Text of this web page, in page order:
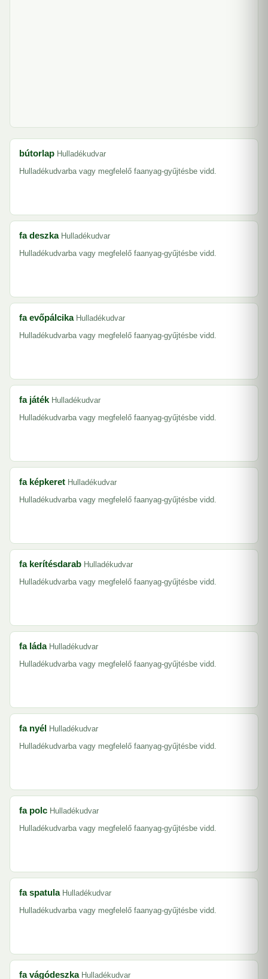
bútorlap Hulladékudvar
Hulladékudvarba vagy megfelelő faanyag-gyűjtésbe vidd.
fa deszka Hulladékudvar
Hulladékudvarba vagy megfelelő faanyag-gyűjtésbe vidd.
fa evőpálcika Hulladékudvar
Hulladékudvarba vagy megfelelő faanyag-gyűjtésbe vidd.
fa játék Hulladékudvar
Hulladékudvarba vagy megfelelő faanyag-gyűjtésbe vidd.
fa képkeret Hulladékudvar
Hulladékudvarba vagy megfelelő faanyag-gyűjtésbe vidd.
fa kerítésdarab Hulladékudvar
Hulladékudvarba vagy megfelelő faanyag-gyűjtésbe vidd.
fa láda Hulladékudvar
Hulladékudvarba vagy megfelelő faanyag-gyűjtésbe vidd.
fa nyél Hulladékudvar
Hulladékudvarba vagy megfelelő faanyag-gyűjtésbe vidd.
fa polc Hulladékudvar
Hulladékudvarba vagy megfelelő faanyag-gyűjtésbe vidd.
fa spatula Hulladékudvar
Hulladékudvarba vagy megfelelő faanyag-gyűjtésbe vidd.
fa vágódeszka Hulladékudvar